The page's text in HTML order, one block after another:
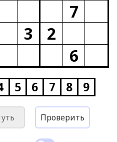
7
3
2
6
5 6 7 8 9
Проверить